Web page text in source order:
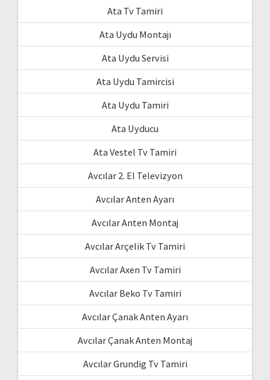
Ata Tv Tamiri
Ata Uydu Montajı
Ata Uydu Servisi
Ata Uydu Tamircisi
Ata Uydu Tamiri
Ata Uyducu
Ata Vestel Tv Tamiri
Avcılar 2. El Televizyon
Avcılar Anten Ayarı
Avcılar Anten Montaj
Avcılar Arçelik Tv Tamiri
Avcılar Axen Tv Tamiri
Avcılar Beko Tv Tamiri
Avcılar Çanak Anten Ayarı
Avcılar Çanak Anten Montaj
Avcılar Grundig Tv Tamiri